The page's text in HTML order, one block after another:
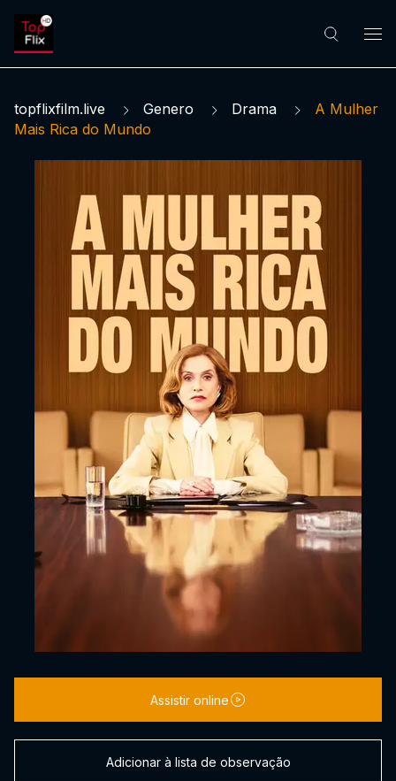
topflixfilm.live Genero Drama
A Mulher
Mais Rica do Mundo
Assistir online
Adicionar à lista de observação